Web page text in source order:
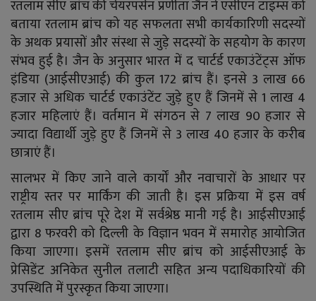
Language
English Hiindi
रतलाम सीए ब्रांच की चेयरपर्सन प्रणीता जैन ने एसीएन टाइम्स को
बताया रतलाम ब्रांच को यह सफलता सभी कार्यकारिणी सदस्यों
के अथक प्रयासों और संस्था से जुड़े सदस्यों के सहयोग के कारण
संभव हुई है। जैन के अनुसार भारत में द चार्टर्ड एकाउंटेंट्स ऑफ
इंडिया (आईसीएआई) की कुल 172 ब्रांच हैं। इनसे 3 लाख 66
हजार से अधिक चार्टर्ड एकाउंटेंट जुड़े हुए हैं जिनमें से 1 लाख 4
हजार महिलाएं हैं। वर्तमान में संगठन से 7 लाख 90 हजार से
ज्यादा विद्यार्थी जुड़े हुए हैं जिनमें से 3 लाख 40 हजार के करीब
छात्राएं हैं।
सालभर में किए जाने वाले कार्यों और नवाचारों के आधार पर
राष्ट्रीय स्तर पर मार्किंग की जाती है। इस प्रक्रिया में इस वर्ष
रतलाम सीए ब्रांच पूरे देश में सर्वश्रेष्ठ मानी गई है। आईसीएआई
द्वारा 8 फरवरी को दिल्ली के विज्ञान भवन में समारोह आयोजित
किया जाएगा। इसमें रतलाम सीए ब्रांच को आईसीएआई के
प्रेसिडेंट अनिकेत सुनील तलाटी सहित अन्य पदाधिकारियों की
उपस्थिति में पुरस्कृत किया जाएगा।